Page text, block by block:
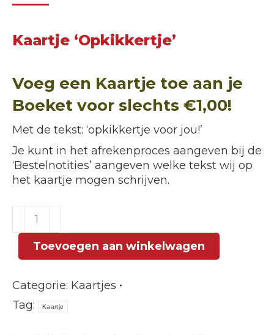
Kaartje ‘Opkikkertje’
Voeg een Kaartje toe aan je
Boeket voor slechts €1,00!
Met de tekst: ‘opkikkertje voor jou!’
Je kunt in het afrekenproces aangeven bij de
‘Bestelnotities’ aangeven welke tekst wij op
het kaartje mogen schrijven.
Kaartje
'Opkikkertje'
aantalToevoegen aan winkelwagen
Categorie: Kaartjes
Tag:
Kaartje